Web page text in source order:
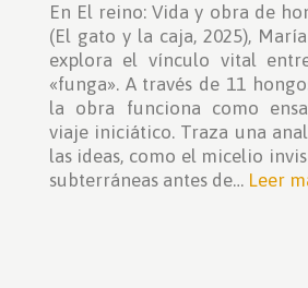
En El reino: Vida y obra de
(El gato y la caja, 2025),
explora el vínculo vital
«funga». A través de 11
la obra funciona como
viaje iniciático. Traza una
las ideas, como el micelio
subterráneas antes de… Leer